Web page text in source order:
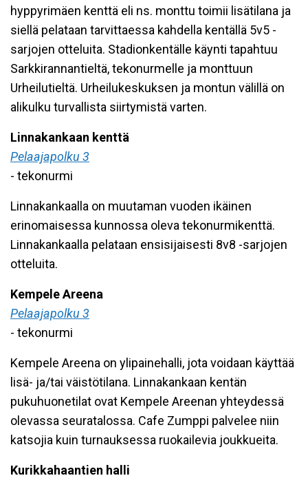
hyppyrimäen kenttä eli ns. monttu toimii lisätilana ja
siellä pelataan tarvittaessa kahdella kentällä 5v5 -
sarjojen otteluita. Stadionkentälle käynti tapahtuu
Sarkkirannantieltä, tekonurmelle ja monttuun
Urheilutieltä. Urheilukeskuksen ja montun välillä on
alikulku turvallista siirtymistä varten.
Linnakankaan kenttä
Pelaajapolku 3
- tekonurmi
Linnakankaalla on muutaman vuoden ikäinen
erinomaisessa kunnossa oleva tekonurmikenttä.
Linnakankaalla pelataan ensisijaisesti 8v8 -sarjojen
otteluita.
Kempele Areena
Pelaajapolku 3
- tekonurmi
Kempele Areena on ylipainehalli, jota voidaan käyttää
lisä- ja/tai väistötilana. Linnakankaan kentän
pukuhuonetilat ovat Kempele Areenan yhteydessä
olevassa seuratalossa. Cafe Zumppi palvelee niin
katsojia kuin turnauksessa ruokailevia joukkueita.
Kurikkahaantien halli